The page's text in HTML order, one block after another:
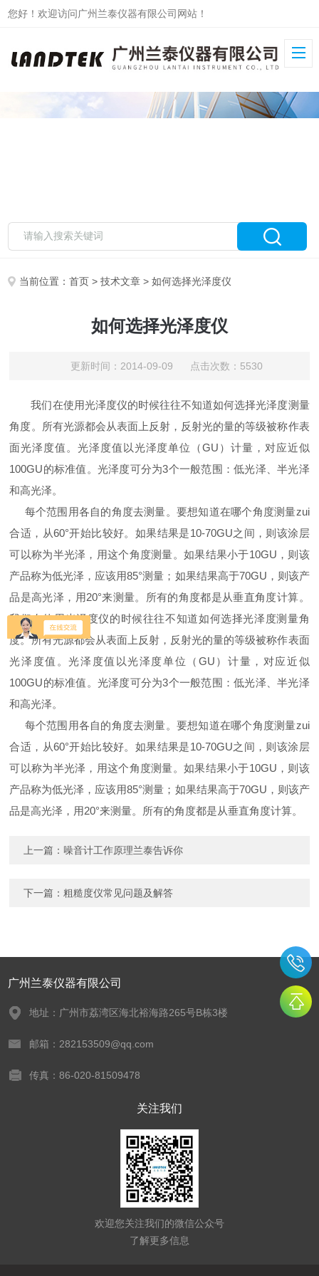
您好！欢迎访问广州兰泰仪器有限公司网站！
当前位置：首页 >技术文章 > 如何选择光泽度仪
如何选择光泽度仪
更新时间：2014-09-09 点击次数：5530
我们在使用光泽度仪的时候往往不知道如何选择光泽度测量
角度。所有光源都会从表面上反射，反射光的量的等级被称作表
面光泽度值。光泽度值以光泽度单位（GU）计量，对应近似
100GU的标准值。光泽度可分为3个一般范围：低光泽、半光泽
和高光泽。
每个范围用各自的角度去测量。要想知道在哪个角度测量zui
合适，从60°开始比较好。如果结果是10-70GU之间，则该涂层
可以称为半光泽，用这个角度测量。如果结果小于10GU，则该
产品称为低光泽，应该用85°测量；如果结果高于70GU，则该产
品是高光泽，用20°来测量。所有的角度都是从垂直角度计算。
我们在使用光泽度仪的时候往往不知道如何选择光泽度测量角
度。所有光源都会从表面上反射，反射光的量的等级被称作表面
光泽度值。光泽度值以光泽度单位（GU）计量，对应近似
100GU的标准值。光泽度可分为3个一般范围：低光泽、半光泽
和高光泽。
每个范围用各自的角度去测量。要想知道在哪个角度测量zui
合适，从60°开始比较好。如果结果是10-70GU之间，则该涂层
可以称为半光泽，用这个角度测量。如果结果小于10GU，则该
产品称为低光泽，应该用85°测量；如果结果高于70GU，则该产
品是高光泽，用20°来测量。所有的角度都是从垂直角度计算。
上一篇： 噪音计工作原理兰泰告诉你
下一篇：粗糙度仪常见问题及解答
广州兰泰仪器有限公司
地址：广州市荔湾区海北裕海路265号B栋3楼
邮箱：282153509@qq.com
传真：86-020-81509478
关注我们
欢迎您关注我们的微信公众号
了解更多信息